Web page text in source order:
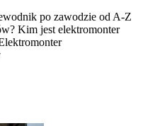
po zawodzie od A-Z
Kim jest elektromonter